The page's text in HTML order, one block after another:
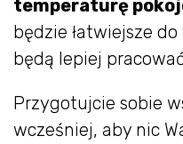
temperaturę
będzie łatwiejsze
będą lepiej
Przygotujcie sobie
wcześniej, aby nic